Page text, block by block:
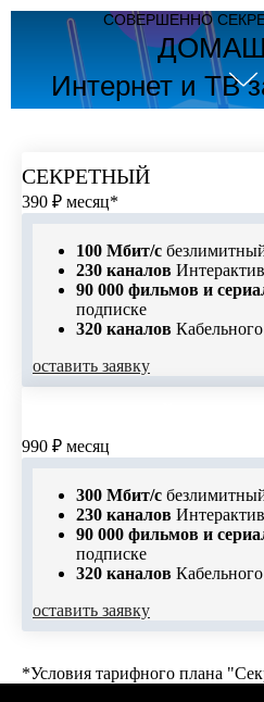
СОВЕРШЕННО
Интернет и ТВ
СЕКРЕТНЫЙ
390 ₽ месяц*
100 Мбит/с
230 каналов
90 000 фильмов и
подписке
320 каналов
оставить заявку
990 ₽ месяц
300 Мбит/с
230 каналов
90 000 фильмов и
подписке
320 каналов
оставить заявку
*Условия тарифного плана